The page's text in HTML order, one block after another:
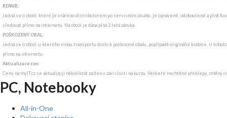
REPAIR:
Jedná se o zboží, které je vráceno distributorem po servisním zásahu, je opravené, odzkoušené a plně
sledovat přímo na internetu. Na zboží je dána plná 2 letá záruka.
POŠKOZENÝ OBAL:
Jedná se o zboží, u kterého vinou transportu došlo k poškození obalu, popřípadě originální krabice. U
přímo na internetu.
Aktualizace cen:
Ceny na myIT.cz se aktualizují několikrát za den v závislosti na kurzu. Veškeré nechtěné překlepy, změny
PC, Notebooky
All-in-One